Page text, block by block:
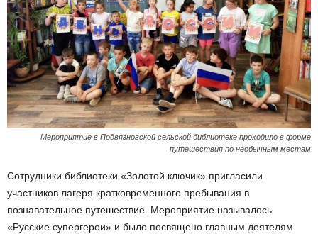
Мероприятие в Подвязновской сельской библиотеке проходило в форме
путешествия по необычным местам
Сотрудники библиотеки «Золотой ключик» пригласили
участников лагеря кратковременного пребывания в
познавательное путешествие. Мероприятие называлось
«Русские супергерои» и было посвящено главным деятелям